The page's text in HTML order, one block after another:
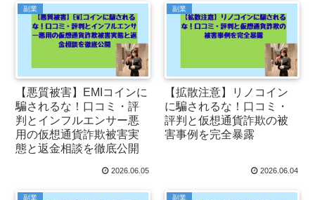
副業
【悪質被害】EMIコインに
騙されるな！口コミ・評
判とインフルエンサー悪
用の仮想通貨詐欺被害実
態と返金相談を徹底公開
2026.06.05
副業
【拡散注意】リノコイン
に騙されるな！口コミ・
評判と仮想通貨詐欺の被
害事例を完全暴露
2026.06.04
副業 副業